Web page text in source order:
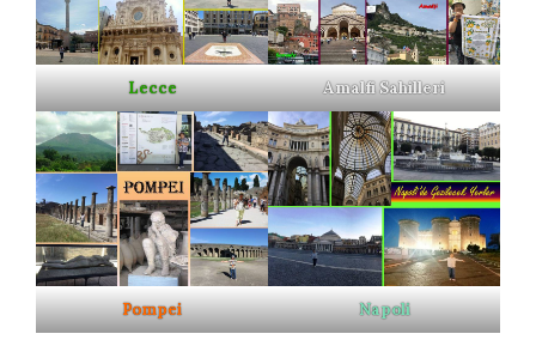
Lecce Amalfi Sahilleri
Pompei Napoli